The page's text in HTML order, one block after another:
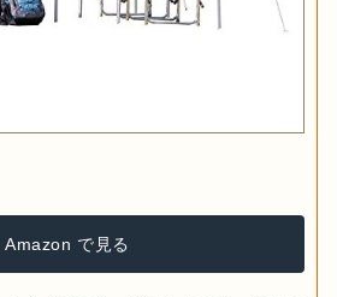
Amazon で見る